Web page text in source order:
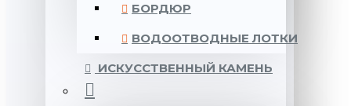
БОРДЮР
ВОДООТВОДНЫЕ ЛОТКИ
ИСКУССТВЕННЫЙ КАМЕНЬ